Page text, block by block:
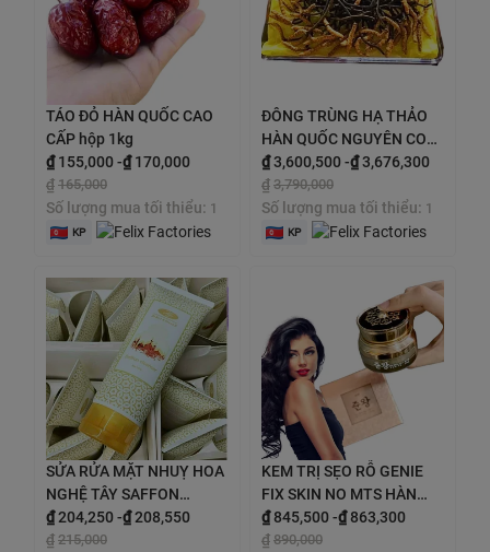
TÁO ĐỎ HÀN QUỐC CAO
CẤP hộp 1kg
₫ 155,000-₫ 170,000
₫ 165,000
Số lượng mua tối thiểu: 1
KP
ĐÔNG TRÙNG HẠ THẢO
HÀN QUỐC NGUYÊN CON
SẤY KHÔ Hộp 45g
₫3,600,500-₫3,676,300
₫ 3,790,000
Số lượng mua tối thiểu: 1
KP
SỬA RỬA MẶT NHUỴ HOA
NGHỆ TÂY SAFFON
CLEANSER tuýp 150g
₫204,250-₫208,550
₫ 215,000
KEM TRỊ SẸO RỖ GENIE
FIX SKIN NO MTS HÀN
QUỐC 30g
₫ 845,500-₫ 863,300
₫ 890,000